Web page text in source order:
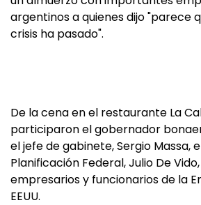
argentinos a quienes dijo "parece
crisis ha pasado".
De la cena en el restaurante La
participaron el gobernador
el jefe de gabinete, Sergio Massa,
Planificación Federal, Julio De
empresarios y funcionarios de la
EEUU.